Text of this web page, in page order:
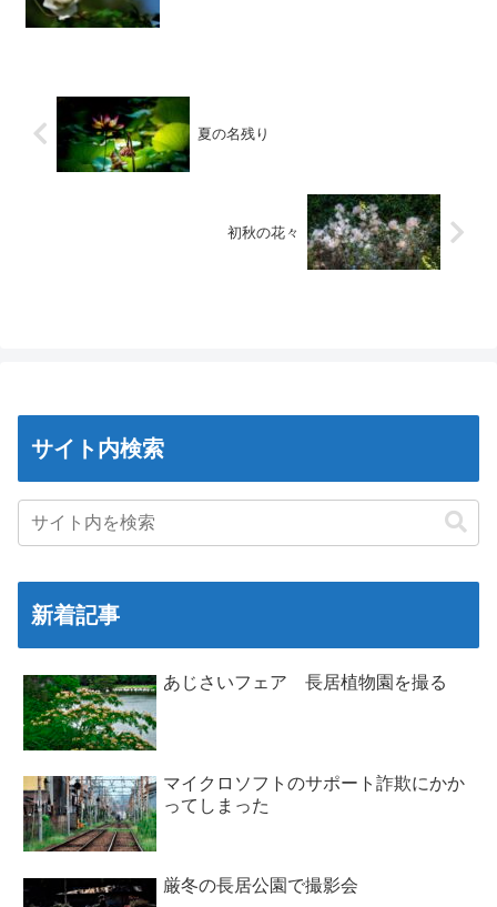
夏の名残り
初秋の花々
サイト内検索
新着記事
あじさいフェア 長居植物園を撮る
マイクロソフトのサポート詐欺にかか
ってしまった
厳冬の長居公園で撮影会